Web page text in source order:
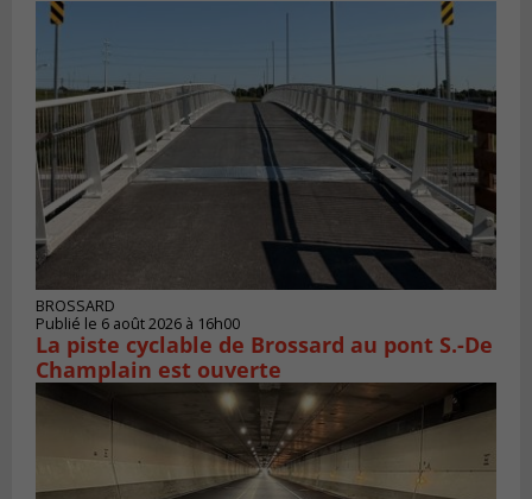
BROSSARD
Publié le 6 août 2026 à 16h00
La piste cyclable de Brossard au pont S.-De
Champlain est ouverte